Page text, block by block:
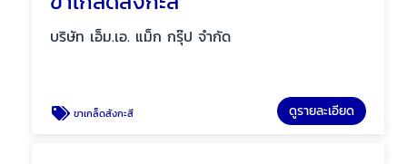
บริษัท เอ็ม.เอ. แม็ก กรุ๊ป จำกัด
ขาเกล็ดสังกะสี ดูรายละเอียด